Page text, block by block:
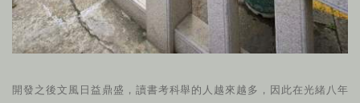
開發之後文風日益鼎盛，讀書考科舉的人越來越多，因此在光緒八年